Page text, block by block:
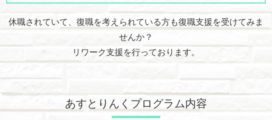
休職されていて、復職を考えられている方も復職支援を受けてみま
せんか？
リワーク支援を行っております。
あすとりんくプログラム内容